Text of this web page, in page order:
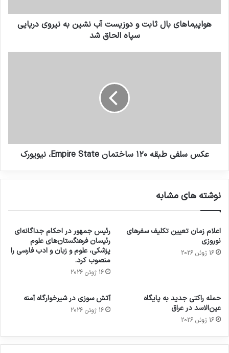
هواپیماهای بال ثابت و دوزیست آب نشین به نیروی دریایی
سپاه الحاق شد
عکس سلفی طبقه ۱۲۰ ساختمان Empire State، نیویورک
نوشته های مشابه
اعلام زمان تعیین تکلیف سفرهای
نوروزی
16 ژوئن 2026
رئیس جمهور در احکام جداگانه‌ای
رئیسان فرهنگستان‌های علوم
پزشکی، علوم و زبان و ادب فارسی را
منصوب کرد.
16 ژوئن 2026
حمله راکتی جدید به پایگاه
عین‌الاسد در عراق
16 ژوئن 2026
آتش سوزی در شیرخوارگاه آمنه
16 ژوئن 2026